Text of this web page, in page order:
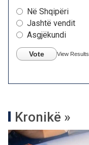
Në Shqipëri
Jashtë vendit
Asgjëkundi
Vote View Results
Kronikë »